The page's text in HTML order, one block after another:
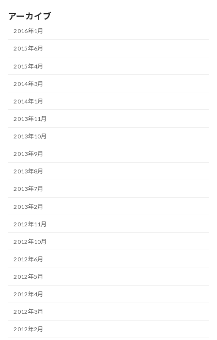
アーカイブ
2016年1月
2015年6月
2015年4月
2014年3月
2014年1月
2013年11月
2013年10月
2013年9月
2013年8月
2013年7月
2013年2月
2012年11月
2012年10月
2012年6月
2012年5月
2012年4月
2012年3月
2012年2月